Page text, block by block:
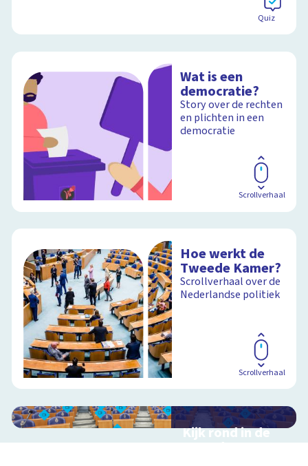
Quiz
Wat is een
democratie?
Story over de rechten
en plichten in een
democratie
Scrollverhaal
Hoe werkt de
Tweede Kamer?
Scrollverhaal over de
Nederlandse politiek
Scrollverhaal
Kijk rond in de
Tweede Kamer